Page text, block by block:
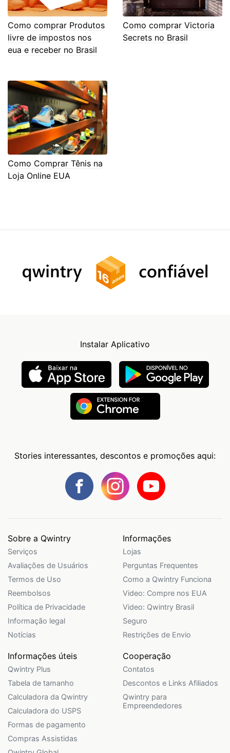
Como comprar Produtos
livre de impostos nos
eua e receber no Brasil
Como comprar Victoria
Secrets no Brasil
Como Comprar Tênis na
Loja Online EUA
Instalar Aplicativo
Stories interessantes, descontos e promoções aqui:
Sobre a Qwintry
Serviços
Avaliações de Usuários
Termos de Uso
Reembolsos
Política de Privacidade
Informação legal
Notícias
Informações
Lojas
Perguntas Frequentes
Como a Qwintry Funciona
Video: Compre nos EUA
Video: Qwintry Brasil
Seguro
Restrições de Envio
Informações úteis
Qwintry Plus
Tabela de tamanho
Calculadora da Qwintry
Calculadora do USPS
Formas de pagamento
Compras Assistidas
Cooperação
Contatos
Descontos e Links Afiliados
Qwintry para
Empreendedores